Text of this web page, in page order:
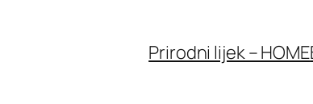
Prirodni lijek – HOME